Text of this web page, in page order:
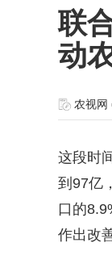
联
动
农视网
这段时
到97亿
口的
作出改